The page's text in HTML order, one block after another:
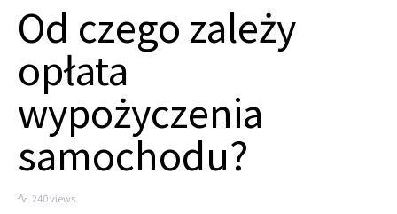
Od czego zależy
opłata
wypożyczenia
samochodu?
240 views